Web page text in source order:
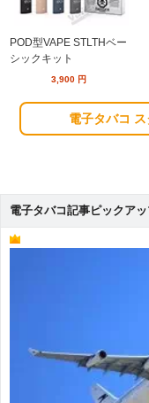
POD型VAPE STLTHベー
シックキット
3,900 円
電子タバコ
電子タバコ記事ピックアッ